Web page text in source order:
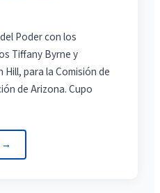
Poder con los
Tiffany Byrne y
para la Comisión de
de Arizona. Cupo
→